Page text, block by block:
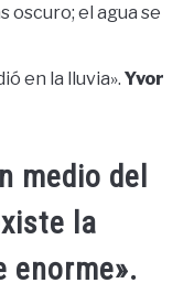
oscuro; el agua se
en la lluvia». Yvor
medio del
la
enorme».